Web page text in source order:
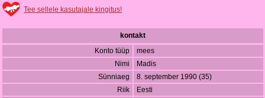
Tee sellele kasutajale kingitus!
kontakt
Konto tüüp
mees
Nimi
Madis
Sünniaeg
8. september 1990 (35)
Riik
Eesti